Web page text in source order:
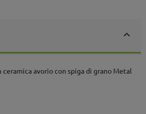
avorio con spiga di grano Metal